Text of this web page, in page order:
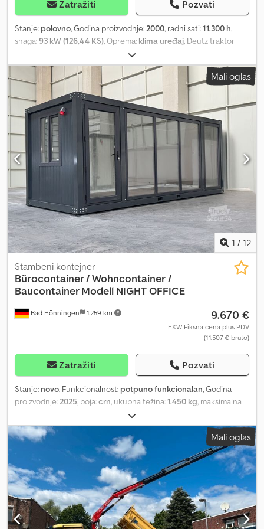
Hönningen Za više informacija ili prilagođena rešenja, rado stojimo
na raspolaganju!
Zatražiti Pozvati
Stanje: polovno, Godina proizvodnje:2000, radni sati:11.300 h,
snaga:93 kW (126,44 KS), Oprema: klima uređaj, Deutz traktor
MK3 120 Agrotron Dsdsvzlx Njpfx Aagock 120 KS Godina
proizvodnje 2000 sati rada 11.300 Zadnje gume kao nove Novi
tehnički pregled (TÜV) Verzija sa maksimalnom brzinom od 50
km/h, može se prilagoditi na 40 km/h
Mali oglas
1 / 12
Bad Hönningen 1.259 km
Stambeni kontejner
Bürocontainer / Wohncontainer/
Baucontainer Modell NIGHT OFFICE
9.670 €
EXW Fiksna cena plus PDV
(11.507 € bruto)
Zatražiti Pozvati
Stanje: novo, Funkcionalnost: potpuno funkcionalan, Godina
proizvodnje: 2025 , boja:crn , ukupna težina:1.450 kg , maksimalna
, prazna masa vozila:
prostora:2.400 mm, dužina tovarnog prostora:6.000 mm, visina
tovarnog prostora:
2.500 mm, Sun Container GmbH | Kancelarijski
kontejner | Stambeni kontejner | Građevinski kontejner | Model
NIGHT OFFICE | 240 × 600 cm | Kvalitetno i fleksibilno rešenje Naši
kontejneri, dostupni odmah, mogu se pregledati i preuzeti
direktno iz našeg skladišta. Naši kancelarijski i stambeni kontejneri
predstavljaju odlično rešenje za razne namene, a odlikuju ih
izuzetna kvaliteta, visoka fleksibilnost i kratki rokovi isporuke.
Tehnički detalji Dimenzije: • Dužina: 240 cm • Širina: 600 cm • Visina:
Mali oglas